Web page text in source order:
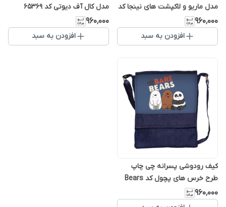
مدل ماریو و لاکپشت های نینجا کد
65167
۹۶۰٬۰۰۰
افزودن به سبد
مدل کال آف دیوتی کد 65369
۹۶۰٬۰۰۰
افزودن به سبد
کیف رودوشی پسرانه چی چاپ
طرح خرس های پچول کد Bears
۹۶۰٬۰۰۰